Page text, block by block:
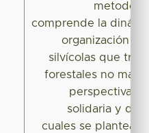
comprende la
organización
silvícolas que
forestales no
perspectiva
solidaria y de
cuales se plantean